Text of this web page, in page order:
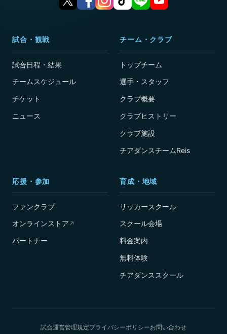
試合・観戦
試合日程・結果
チームスケジュール
チケット
ニュース
チーム・クラブ
トップチーム
選手・スタッフ
クラブ概要
クラブヒストリー
クラブ施設
チアダンスチームReis
応援・参加
ファンクラブ
オンラインストア ↗
パートナー
育成・地域
サッカースクール
スクール会場
料金案内
無料体験
チアダンススクール
試合運営管理規定プライバシーポリシーお問い合わせ